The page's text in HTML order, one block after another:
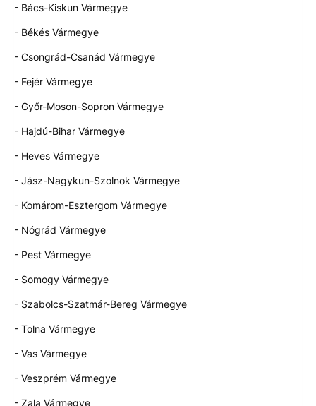
- Bács-Kiskun Vármegye
- Békés Vármegye
- Csongrád-Csanád Vármegye
- Fejér Vármegye
- Győr-Moson-Sopron Vármegye
- Hajdú-Bihar Vármegye
- Heves Vármegye
- Jász-Nagykun-Szolnok Vármegye
- Komárom-Esztergom Vármegye
- Nógrád Vármegye
- Pest Vármegye
- Somogy Vármegye
- Szabolcs-Szatmár-Bereg Vármegye
- Tolna Vármegye
- Vas Vármegye
- Veszprém Vármegye
- Zala Vármegye